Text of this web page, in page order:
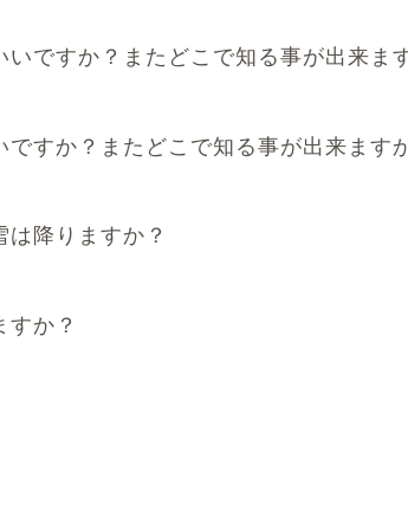
ですか？またどこで知る事が出来ま
すか？またどこで知る事が出来ます
降りますか？
か？